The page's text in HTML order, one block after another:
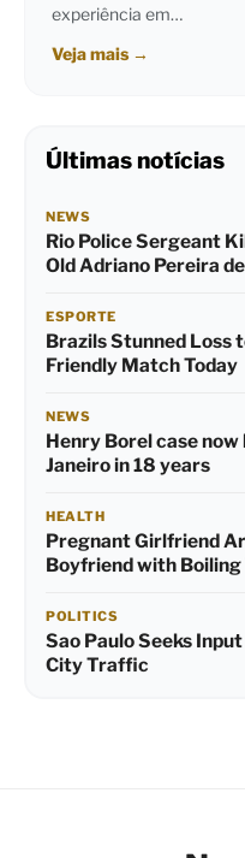
experiência em…
Veja mais →
Últimas notícias
NEWS
Rio Police Sergeant
Old Adriano Pereira
ESPORTE
Brazils Stunned Loss
Friendly Match Today
NEWS
Henry Borel case
Janeiro in 18 years
HEALTH
Pregnant Girlfriend
Boyfriend with
POLITICS
Sao Paulo Seeks
City Traffic